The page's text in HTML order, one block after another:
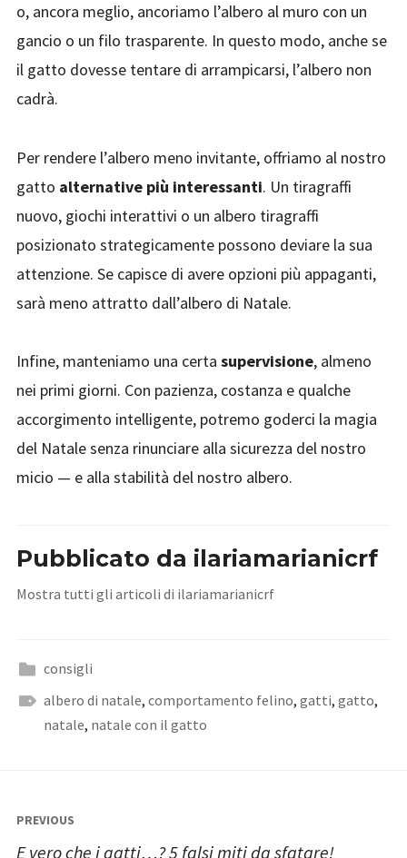
o, ancora meglio, ancoriamo l’albero al muro con un
gancio o un filo trasparente. In questo modo, anche se
il gatto dovesse tentare di arrampicarsi, l’albero non
cadrà.
Per rendere l’albero meno invitante, offriamo al nostro
gatto alternative più interessanti. Un tiragraffi
nuovo, giochi interattivi o un albero tiragraffi
posizionato strategicamente possono deviare la sua
attenzione. Se capisce di avere opzioni più appaganti,
sarà meno attratto dall’albero di Natale.
Infine, manteniamo una certa supervisione, almeno
nei primi giorni. Con pazienza, costanza e qualche
accorgimento intelligente, potremo goderci la magia
del Natale senza rinunciare alla sicurezza del nostro
micio — e alla stabilità del nostro albero.
Pubblicato da ilariamarianicrf
Mostra tutti gli articoli di ilariamarianicrf
consigli
albero di natale, comportamento felino, gatti, gatto,
natale, natale con il gatto
Navigazione
PREVIOUS
E vero che i gatti…? 5 falsi miti da sfatare!